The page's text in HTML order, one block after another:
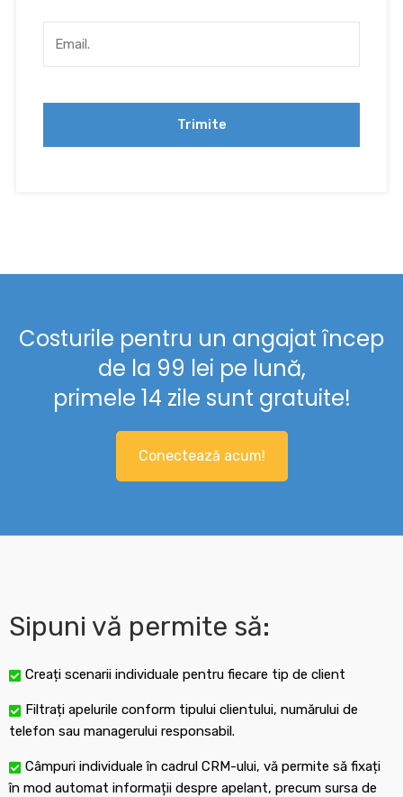
Costurile pentru un angajat încep
de la 99 lei pe lună,
primele 14 zile sunt gratuite!
Conectează acum!
Sipuni vă permite să:
Creați scenarii individuale pentru fiecare tip de client
Filtrați apelurile conform tipului clientului, numărului de
telefon sau managerului responsabil.
Câmpuri individuale în cadrul CRM-ului, vă permite să fixați
în mod automat informații despre apelant, precum sursa de